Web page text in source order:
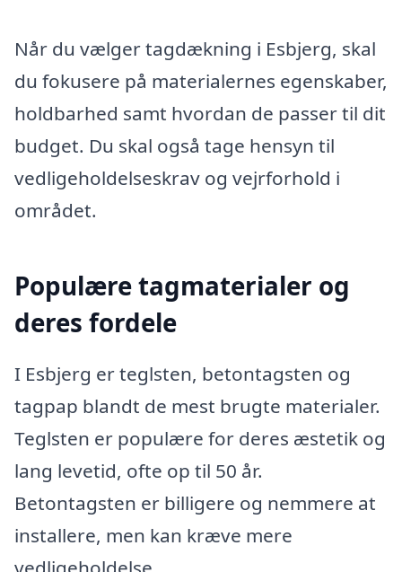
Når du vælger tagdækning i Esbjerg, skal
du fokusere på materialernes egenskaber,
holdbarhed samt hvordan de passer til dit
budget. Du skal også tage hensyn til
vedligeholdelseskrav og vejrforhold i
området.
Populære tagmaterialer og
deres fordele
I Esbjerg er teglsten, betontagsten og
tagpap blandt de mest brugte materialer.
Teglsten er populære for deres æstetik og
lang levetid, ofte op til 50 år.
Betontagsten er billigere og nemmere at
installere, men kan kræve mere